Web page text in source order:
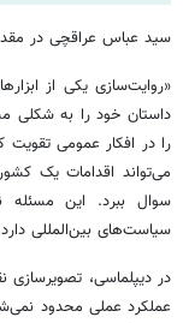
سید عباس عراقچی در
«روایت‌سازی یکی از
داستان خود را به شکلی
را در افکار عمومی
می‌تواند اقدامات یک
سوال ببرد. این
سیاست‌های بین‌المللی
در دیپلماسی،
عملکرد عملی محدود